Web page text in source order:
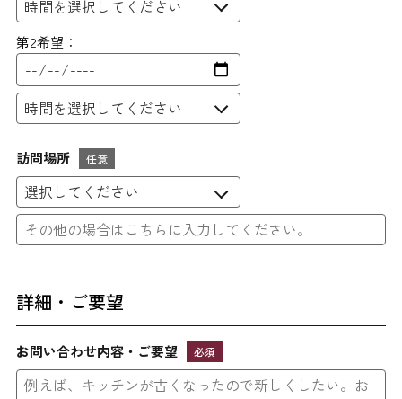
第2希望：
訪問場所 任意
詳細・ご要望
お問い合わせ内容・ご要望 必須